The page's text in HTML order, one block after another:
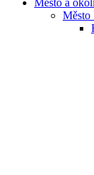
Město a
Město